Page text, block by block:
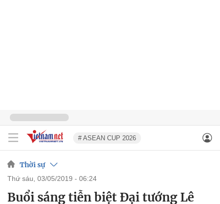
# ASEAN CUP 2026
Thời sự
thứ sáu, 03/05/2019 - 06:24
Buổi sáng tiễn biệt Đại tướng Lê